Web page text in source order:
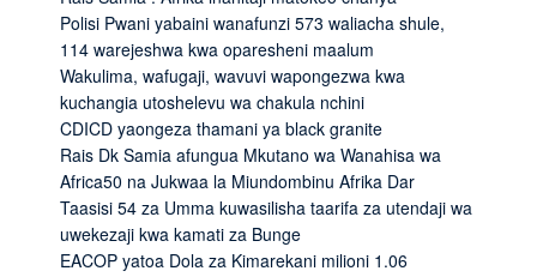
Polisi Pwani yabaini wanafunzi 573 waliacha shule,
114 warejeshwa kwa oparesheni maalum
Wakulima, wafugaji, wavuvi wapongezwa kwa
kuchangia utoshelevu wa chakula nchini
CDICD yaongeza thamani ya black granite
Rais Dk Samia afungua Mkutano wa Wanahisa wa
Africa50 na Jukwaa la Miundombinu Afrika Dar
Taasisi 54 za Umma kuwasilisha taarifa za utendaji wa
uwekezaji kwa kamati za Bunge
EACOP yatoa Dola za Kimarekani milioni 1.06